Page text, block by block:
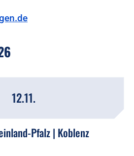
12.11.
Pfalz | Koblenz